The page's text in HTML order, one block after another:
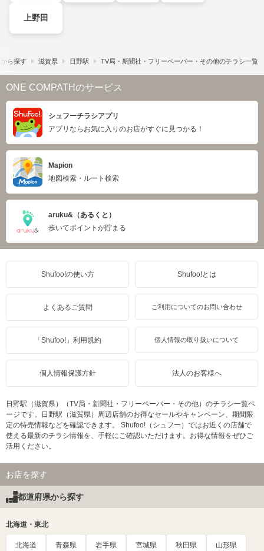
上野田
ら探す 滋賀県 日野駅 TV局・新聞社・フリーペーパー・その他のチラシ一覧
ONE COMPATHのサービス
シュフーチラシアプリ
アプリならお気に入りのお店がすぐに見つかる！
Mapion
地図検索・ルート検索
aruku&（あるくと）
歩いてポイントが貯まる
Shufoo!の使い方 Shufoo!とは
よくあるご質問 ご利用についてのお問い合わせ
「Shufoo!」利用規約 個人情報の取り扱いについて
個人情報保護方針 法人のお客様へ
日野駅（滋賀県）（TV局・新聞社・フリーペーパー・その他）のチラシ一覧ペ
ージです。日野駅（滋賀県）周辺店舗のお得なセールやキャンペーン、期間限
定の特売情報などを確認できます。 Shufoo!（シュフー）ではお近くの店舗で
使える最新のチラシ情報を、手軽にご確認いただけます。お得な情報をぜひご
活用ください。
お店を探す
都道府県から探す
北海道・東北
北海道 青森県 岩手県 宮城県 秋田県 山形県